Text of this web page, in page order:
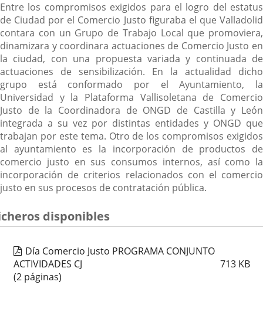
Entre los compromisos exigidos para el logro del estatus
de Ciudad por el Comercio Justo figuraba el que Valladolid
contara con un Grupo de Trabajo Local que promoviera,
dinamizara y coordinara actuaciones de Comercio Justo en
la ciudad, con una propuesta variada y continuada de
actuaciones de sensibilización. En la actualidad dicho
grupo está conformado por el Ayuntamiento, la
Universidad y la Plataforma Vallisoletana de Comercio
Justo de la Coordinadora de ONGD de Castilla y León
integrada a su vez por distintas entidades y ONGD que
trabajan por este tema. Otro de los compromisos exigidos
al ayuntamiento es la incorporación de productos de
comercio justo en sus consumos internos, así como la
incorporación de criterios relacionados con el comercio
justo en sus procesos de contratación pública.
disponibles
Día Comercio Justo PROGRAMA CONJUNTO
ACTIVIDADES CJ
713 KB
(2 páginas)